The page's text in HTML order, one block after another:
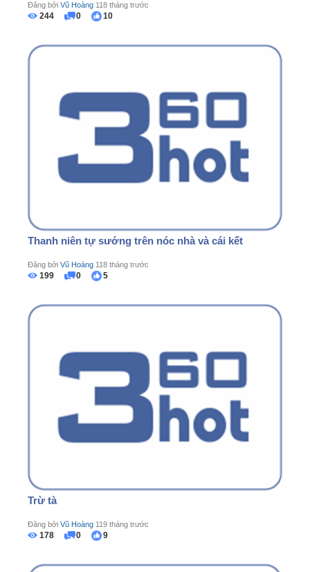
Đăng bởi Vũ Hoàng 118 tháng trước
244 0 10
Thanh niên tự sướng trên nóc nhà và cái kết
Đăng bởi Vũ Hoàng 118 tháng trước
199 0 5
Trừ tà
Đăng bởi Vũ Hoàng 119 tháng trước
178 0 9